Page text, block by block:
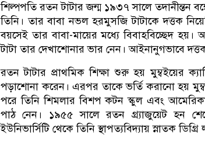
শিল্পপতি রতন টাটার জন্ম ১৯৩৭ সালে তদানীন্তন
তিনি। তার বাবা নভল হরমুসজি টাটাকে দত্তক
বয়সেই তার বাবা-মায়ের মধ্যে বিবাহবিচ্ছেদ
টাটা তার দেখাশোনার ভার নেন। আইনানুগভাবে
রতন টাটার প্রাথমিক শিক্ষা শুরু হয় মুম্বইয়ের
পড়াশোনা করেন। এরপর তাকে ভর্তি করানো হয়
পরে তিনি শিমলার বিশপ কটন স্কুল এবং
পাঠ নেন। ১৯৫৫ সালে রতন গ্র্যাজুয়েট হন
ইউনিভার্সিটি থেকে তিনি স্থাপত্যবিদ্যায় স্নাতক